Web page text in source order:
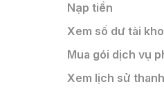
Nạp tiền
Xem số dư tài
Mua gói dịch vụ
Xem lịch sử